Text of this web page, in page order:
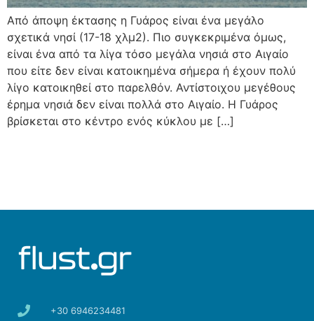
Από άποψη έκτασης η Γυάρος είναι ένα μεγάλο
σχετικά νησί (17-18 χλμ2). Πιο συγκεκριμένα όμως,
είναι ένα από τα λίγα τόσο μεγάλα νησιά στο Αιγαίο
που είτε δεν είναι κατοικημένα σήμερα ή έχουν πολύ
λίγο κατοικηθεί στο παρελθόν. Αντίστοιχου μεγέθους
έρημα νησιά δεν είναι πολλά στο Αιγαίο. Η Γυάρος
βρίσκεται στο κέντρο ενός κύκλου με […]
+30 6946234481